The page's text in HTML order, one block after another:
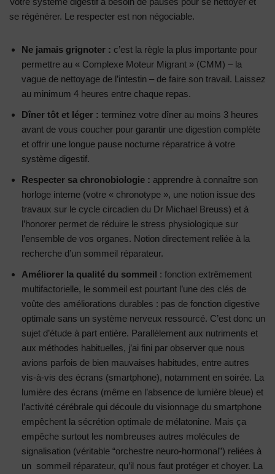
se régénérer. Le respecter est non négociable.
Ne jamais grignoter : c’est la règle la plus importante pour
permettre au « Complexe Moteur Migrant » (CMM) – la
vague de nettoyage de l’intestin – de faire son travail. Laissez
au minimum 4 heures entre chaque repas.
Dîner tôt et léger : terminez votre dîner au moins 3 heures
avant de vous coucher pour garantir une digestion complète
et offrir une longue pause nocturne réparatrice à votre
système digestif.
Respecter sa chronobiologie : apprendre à connaître son
horloge interne (votre « chronotype », une notion issue des
travaux sur le cycle circadien du Dr Michael Breuss) et à
l’honorer permet de réduire le stress physiologique sur
l’ensemble de vos organes. Notion directement reliée à la
recherche d’un sommeil réparateur.
Améliorer la qualité du sommeil : fonction extrêmement
multifactorielle, le sommeil est pourtant l’une des clés de
voûte des améliorations durables : pas de fonction digestive
optimale sans un système nerveux ressourcé. C’est donc un
sujet d’étude à part entière. Parallèlement aux nutriments et
aux méthodes habituelles, j’ai fini par observer que nous
avions parfois de bien mauvaises habitudes, entre autres
vis-à-vis des écrans (smartphone), notamment en soirée. La
lumière des écrans (même en l’absence de lumière bleue) et
l’activité cérébrale qui découle du visionnage du smartphone
empêchent la sécrétion optimale de mélatonine. Mais ça
empêche surtout les nombreuses autres molécules de
signalisation (véritable “orchestre neuro-hormonal”) reliées à
un sommeil réparateur, qu’il nous faut protéger et choyer. La